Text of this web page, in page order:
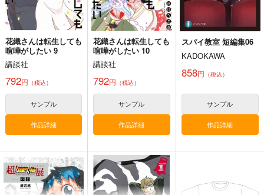
黒白のアヴェスター 1
神座万象・第十四機
2,178円（税込）
サンプル
カート
藤ちょこ「星の記憶と
展 16 大阪展 前売り券
産経新聞社
1,300 円（税込）
オリジナル
サンプル
カート
年 Vol.1
WhitePlanter
円（税込）
オリジナル
カート
サンプル
サンプル
作品詳細 作品詳細
花織さんは転生しても
喧嘩がしたい 9
講談社
792円 （税込）
サンプル
作品詳細
花織さんは転生しても
喧嘩がしたい 10
講談社
792円 （税込）
サンプル
作品詳細
スパイ教室 短編集06
KADOKAWA
858円 （税込）
サンプル
作品詳細